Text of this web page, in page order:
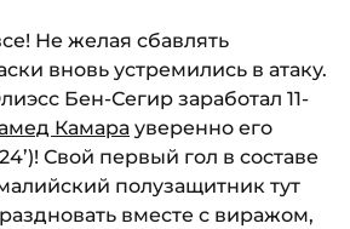
Не желая сбавлять
вновь устремились в атаку.
Бен-Сегир заработал 11-
Камара уверенно его
Свой первый гол в составе
полузащитник тут
вместе с виражом,